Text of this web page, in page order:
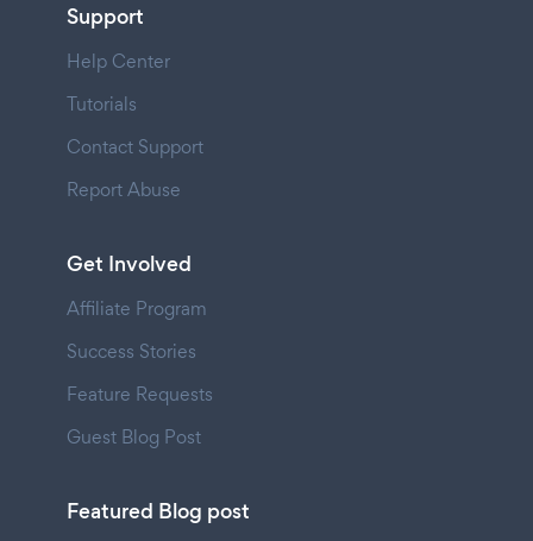
Support
Help Center
Tutorials
Contact Support
Report Abuse
Get Involved
Affiliate Program
Success Stories
Feature Requests
Guest Blog Post
Featured Blog post